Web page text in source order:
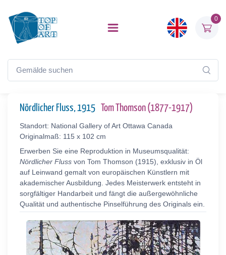
0
Nördlicher Fluss, 1915 Tom Thomson (1877-1917)
Standort: National Gallery of Art Ottawa Canada
Originalmaß: 115 x 102 cm
Erwerben Sie eine Reproduktion in Museumsqualität:
Nördlicher Fluss von Tom Thomson (1915), exklusiv in Öl
auf Leinwand gemalt von europäischen Künstlern mit
akademischer Ausbildung. Jedes Meisterwerk entsteht in
sorgfältiger Handarbeit und fängt die außergewöhnliche
Qualität und authentische Pinselführung des Originals ein.